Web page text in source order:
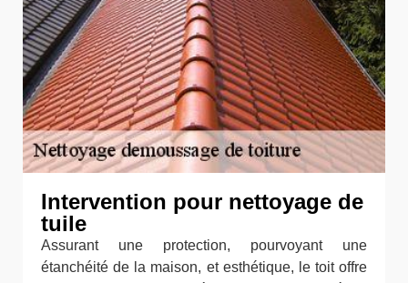
Intervention pour nettoyage de
tuile
Assurant une protection, pourvoyant une
étanchéité de la maison, et esthétique, le toit offre